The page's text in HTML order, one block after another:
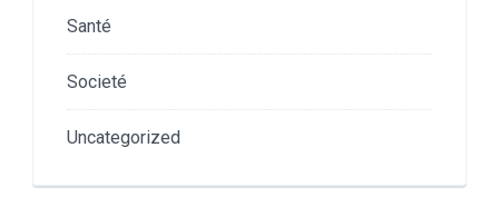
Santé
Societé
Uncategorized